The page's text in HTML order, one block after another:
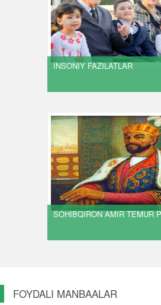
INSONIY FAZILATLAR
SOHIBQIRON AMIR TEMUR
FOYDALI MANBAALAR